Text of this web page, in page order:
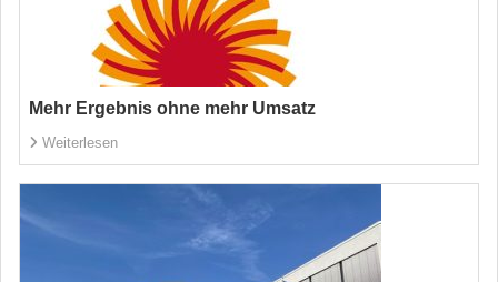
Mehr Ergebnis ohne mehr Umsatz
Weiterlesen